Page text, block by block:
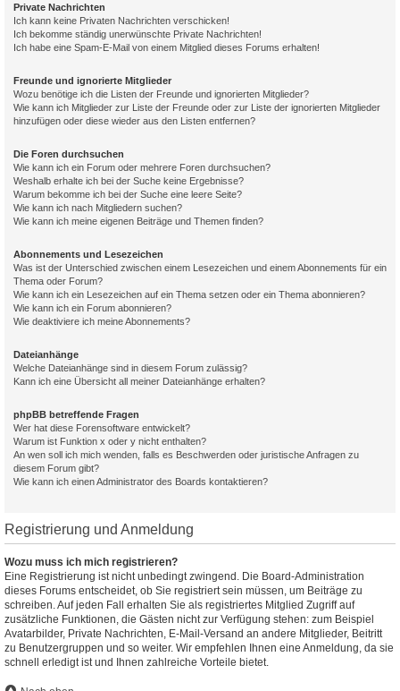
Private Nachrichten
Ich kann keine Privaten Nachrichten verschicken!
Ich bekomme ständig unerwünschte Private Nachrichten!
Ich habe eine Spam-E-Mail von einem Mitglied dieses Forums erhalten!
Freunde und ignorierte Mitglieder
Wozu benötige ich die Listen der Freunde und ignorierten Mitglieder?
Wie kann ich Mitglieder zur Liste der Freunde oder zur Liste der ignorierten Mitglieder
hinzufügen oder diese wieder aus den Listen entfernen?
Die Foren durchsuchen
Wie kann ich ein Forum oder mehrere Foren durchsuchen?
Weshalb erhalte ich bei der Suche keine Ergebnisse?
Warum bekomme ich bei der Suche eine leere Seite?
Wie kann ich nach Mitgliedern suchen?
Wie kann ich meine eigenen Beiträge und Themen finden?
Abonnements und Lesezeichen
Was ist der Unterschied zwischen einem Lesezeichen und einem Abonnements für ein
Thema oder Forum?
Wie kann ich ein Lesezeichen auf ein Thema setzen oder ein Thema abonnieren?
Wie kann ich ein Forum abonnieren?
Wie deaktiviere ich meine Abonnements?
Dateianhänge
Welche Dateianhänge sind in diesem Forum zulässig?
Kann ich eine Übersicht all meiner Dateianhänge erhalten?
phpBB betreffende Fragen
Wer hat diese Forensoftware entwickelt?
Warum ist Funktion x oder y nicht enthalten?
An wen soll ich mich wenden, falls es Beschwerden oder juristische Anfragen zu
diesem Forum gibt?
Wie kann ich einen Administrator des Boards kontaktieren?
Registrierung und Anmeldung
Wozu muss ich mich registrieren?
Eine Registrierung ist nicht unbedingt zwingend. Die Board-Administration
dieses Forums entscheidet, ob Sie registriert sein müssen, um Beiträge zu
schreiben. Auf jeden Fall erhalten Sie als registriertes Mitglied Zugriff auf
zusätzliche Funktionen, die Gästen nicht zur Verfügung stehen: zum Beispiel
Avatarbilder, Private Nachrichten, E-Mail-Versand an andere Mitglieder, Beitritt
zu Benutzergruppen und so weiter. Wir empfehlen Ihnen eine Anmeldung, da sie
schnell erledigt ist und Ihnen zahlreiche Vorteile bietet.